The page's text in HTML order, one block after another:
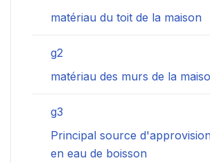
matériau du toit de la maison
g2
matériau des murs de la
g3
Principal source
en eau de boisson